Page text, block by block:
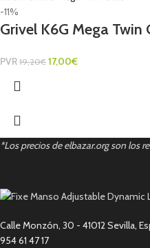
-11%
Grivel K6G Mega Twin
PVR 19,20€ 17,00€
*Los precios de elbazar.org son los
Calle Monzón, 30 - 41012 Sevilla,
954 61 47 17